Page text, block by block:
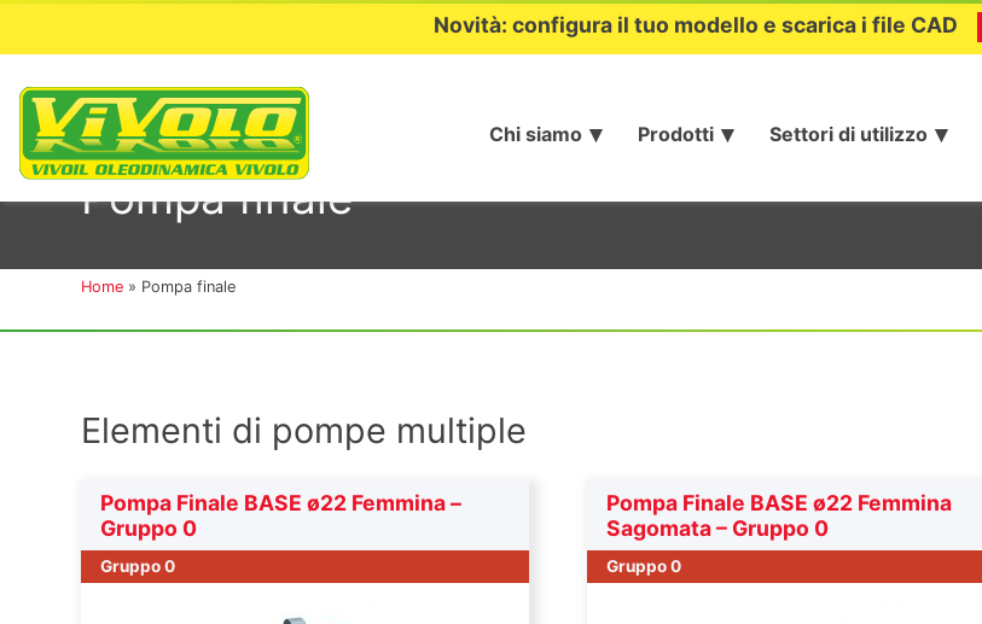
Passa
contenuto
Novità: configura il tuo modello e scarica i file CAD
Chi siamo Prodotti Settori di utilizzo
Pompa finale
Home » Pompa finale
Elementi di pompe multiple
Pompa Finale BASE ø22 Femmina –
Gruppo 0
Gruppo 0
Pompa Finale BASE ø22 Femmina
Sagomata – Gruppo 0
Gruppo 0